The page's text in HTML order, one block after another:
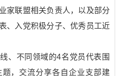
家联盟相关负责人，以及部分
、入党积极分子、优秀员工近
、不同领域的4名党员代表围
，交流分享各自企业支部建